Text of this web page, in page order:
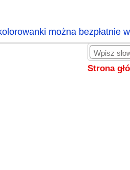
można bezpłatnie
Strona